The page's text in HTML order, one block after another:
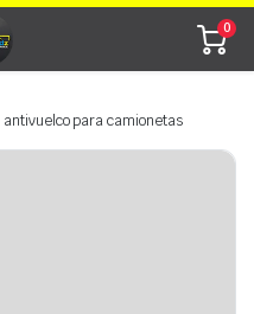
0
para camionetas